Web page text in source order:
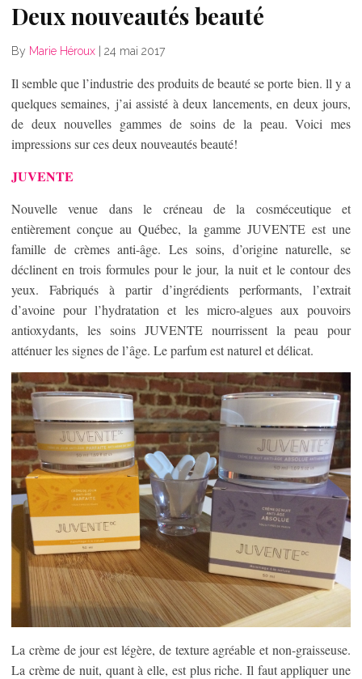
Deux nouveautés beauté
By Marie Héroux 24 mai 2017
Il semble que l’industrie des produits de beauté se porte bien. ll y a
quelques semaines, j’ai assisté à deux lancements, en deux jours,
de deux nouvelles gammes de soins de la peau. Voici mes
impressions sur ces deux nouveautés beauté!
JUVENTE
Nouvelle venue dans le créneau de la cosméceutique et
entièrement conçue au Québec, la gamme JUVENTE est une
famille de crèmes anti-âge. Les soins, d’origine naturelle, se
déclinent en trois formules pour le jour, la nuit et le contour des
yeux. Fabriqués à partir d’ingrédients performants, l’extrait
d’avoine pour l’hydratation et les micro-algues aux pouvoirs
antioxydants, les soins JUVENTE nourrissent la peau pour
atténuer les signes de l’âge. Le parfum est naturel et délicat.
La crème de jour est légère, de texture agréable et non-graisseuse.
La crème de nuit, quant à elle, est plus riche. Il faut appliquer une